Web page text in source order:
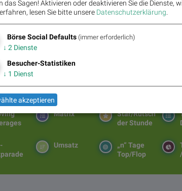
ATX fester, Bajaj Mobility Aktie der Stunde, KHS mag
Star/Rutsch
der Stunde
Matrix
„n“ Tage
Top/Flop
Umsatz
das Sagen! Aktivieren oder deaktivieren Sie die Dienste,
lesen Sie bitte unsere Datenschutzerklärung.
Börse Social Defaults (immer erforderlich)
↓ 2 Dienste
Besucher-Statistiken
↓ 1 Dienst
akzeptieren